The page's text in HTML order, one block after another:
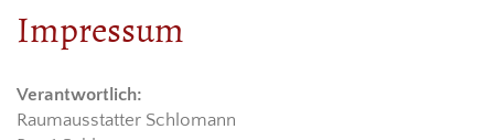
Impressum
Verantwortlich:
Raumausstatter Schlomann